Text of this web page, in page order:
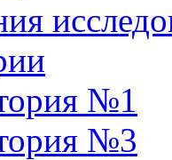
№1
№3